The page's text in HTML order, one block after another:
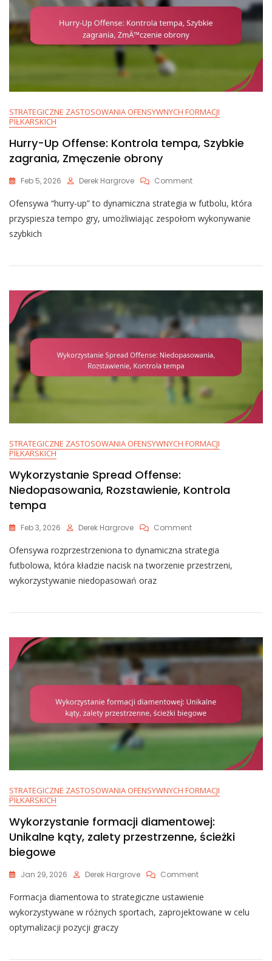
STRATEGICZNE ZASTOSOWANIA OFENSYWNYCH FORMACJI
PIŁKARSKICH
Hurry-Up Offense: Kontrola tempa, Szybkie
zagrania, Zmęczenie obrony
Feb 5, 2026 Derek Hargrove CommentOn
Up
Offense:
Kontrola
Ofensywa “hurry-up” to dynamiczna strategia w futbolu, która
przyspiesza tempo gry, umożliwiając zespołom wykonywanie
szybkich
STRATEGICZNE ZASTOSOWANIA OFENSYWNYCH FORMACJI
PIŁKARSKICH
Wykorzystanie Spread Offense:
Niedopasowania, Rozstawienie, Kontrola
tempa
Feb 3, 2026 Derek Hargrove CommentOn
Spread
Offense:
Niedopasowania,
Ofensywa rozprzestrzeniona to dynamiczna strategia
futbolowa, która kładzie nacisk na tworzenie przestrzeni,
wykorzystywanie niedopasowań oraz
STRATEGICZNE ZASTOSOWANIA OFENSYWNYCH FORMACJI
PIŁKARSKICH
Wykorzystanie formacji diamentowej:
Unikalne kąty, zalety przestrzenne, ścieżki
biegowe
Jan 29, 2026 Derek Hargrove CommentOn
Formacji
Diamentowej:
Formacja diamentowa to strategiczne ustawienie
wykorzystywane w różnych sportach, zaprojektowane w celu
optymalizacji pozycji graczy